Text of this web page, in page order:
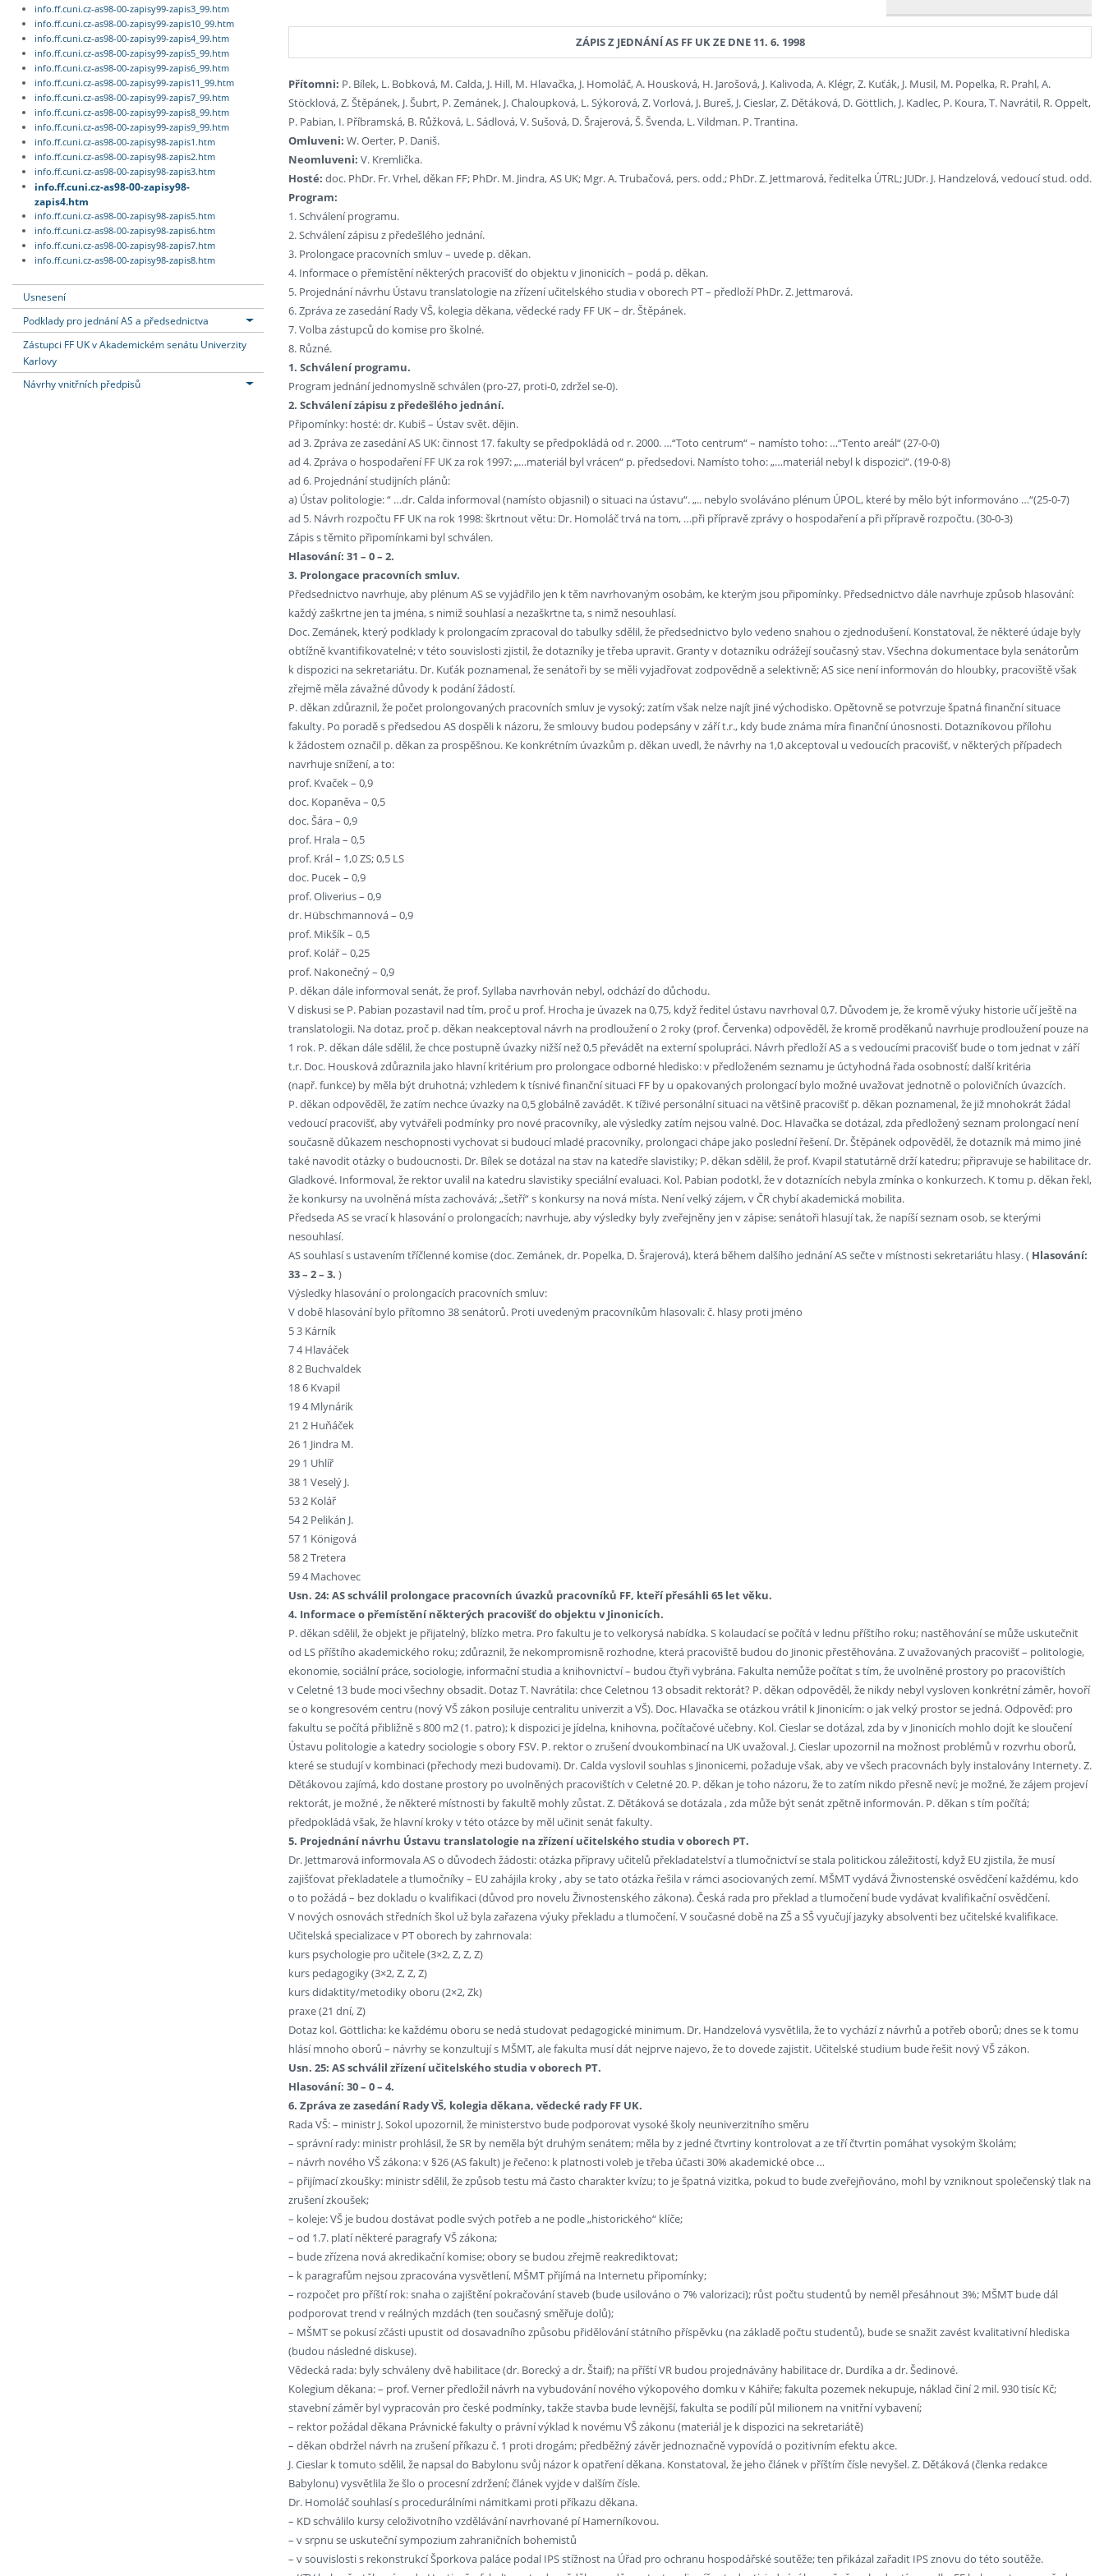
info.ff.cuni.cz-as98-00-zapisy99-zapis3_99.htm
info.ff.cuni.cz-as98-00-zapisy99-zapis10_99.htm
info.ff.cuni.cz-as98-00-zapisy99-zapis4_99.htm
info.ff.cuni.cz-as98-00-zapisy99-zapis5_99.htm
info.ff.cuni.cz-as98-00-zapisy99-zapis6_99.htm
info.ff.cuni.cz-as98-00-zapisy99-zapis11_99.htm
info.ff.cuni.cz-as98-00-zapisy99-zapis7_99.htm
info.ff.cuni.cz-as98-00-zapisy99-zapis8_99.htm
info.ff.cuni.cz-as98-00-zapisy99-zapis9_99.htm
info.ff.cuni.cz-as98-00-zapisy98-zapis1.htm
info.ff.cuni.cz-as98-00-zapisy98-zapis2.htm
info.ff.cuni.cz-as98-00-zapisy98-zapis3.htm
info.ff.cuni.cz-as98-00-zapisy98-
zapis4.htm
info.ff.cuni.cz-as98-00-zapisy98-zapis5.htm
info.ff.cuni.cz-as98-00-zapisy98-zapis6.htm
info.ff.cuni.cz-as98-00-zapisy98-zapis7.htm
info.ff.cuni.cz-as98-00-zapisy98-zapis8.htm
Usnesení
Podklady pro jednání AS a předsednictva
Zástupci FF UK v Akademickém senátu Univerzity
Karlovy
Návrhy vnitřních předpisů
ZÁPIS Z JEDNÁNÍ AS FF UK ZE DNE 11. 6. 1998
Přítomni: P. Bílek, L. Bobková, M. Calda, J. Hill, M. Hlavačka, J. Homoláč, A. Housková, H. Jarošová, J. Kalivoda, A. Klégr, Z. Kuťák, J. Musil, M. Popelka, R. Prahl, A.
Stöcklová, Z. Štěpánek, J. Šubrt, P. Zemánek, J. Chaloupková, L. Sýkorová, Z. Vorlová, J. Bureš, J. Cieslar, Z. Dětáková, D. Göttlich, J. Kadlec, P. Koura, T. Navrátil, R. Oppelt,
P. Pabian, I. Příbramská, B. Růžková, L. Sádlová, V. Sušová, D. Šrajerová, Š. Švenda, L. Vildman. P. Trantina.
Omluveni: W. Oerter, P. Daniš.
Neomluveni: V. Kremlička.
Hosté: doc. PhDr. Fr. Vrhel, děkan FF; PhDr. M. Jindra, AS UK; Mgr. A. Trubačová, pers. odd.; PhDr. Z. Jettmarová, ředitelka ÚTRL; JUDr. J. Handzelová, vedoucí stud. odd.
Program:
1. Schválení programu.
2. Schválení zápisu z předešlého jednání.
3. Prolongace pracovních smluv – uvede p. děkan.
4. Informace o přemístění některých pracovišť do objektu v Jinonicích – podá p. děkan.
5. Projednání návrhu Ústavu translatologie na zřízení učitelského studia v oborech PT – předloží PhDr. Z. Jettmarová.
6. Zpráva ze zasedání Rady VŠ, kolegia děkana, vědecké rady FF UK – dr. Štěpánek.
7. Volba zástupců do komise pro školné.
8. Různé.
1. Schválení programu.
Program jednání jednomyslně schválen (pro-27, proti-0, zdržel se-0).
2. Schválení zápisu z předešlého jednání.
Připomínky: hosté: dr. Kubiš – Ústav svět. dějin.
ad 3. Zpráva ze zasedání AS UK: činnost 17. fakulty se předpokládá od r. 2000. …“Toto centrum“ – namísto toho: …“Tento areál“ (27-0-0)
ad 4. Zpráva o hospodaření FF UK za rok 1997: „…materiál byl vrácen“ p. předsedovi. Namísto toho: „…materiál nebyl k dispozici“. (19-0-8)
ad 6. Projednání studijních plánů:
a) Ústav politologie: “ …dr. Calda informoval (namísto objasnil) o situaci na ústavu“. „.. nebylo svoláváno plénum ÚPOL, které by mělo být informováno …“(25-0-7)
ad 5. Návrh rozpočtu FF UK na rok 1998: škrtnout větu: Dr. Homoláč trvá na tom, …při přípravě zprávy o hospodaření a při přípravě rozpočtu. (30-0-3)
Zápis s těmito připomínkami byl schválen.
Hlasování: 31 – 0 – 2.
3. Prolongace pracovních smluv.
Předsednictvo navrhuje, aby plénum AS se vyjádřilo jen k těm navrhovaným osobám, ke kterým jsou připomínky. Předsednictvo dále navrhuje způsob hlasování:
každý zaškrtne jen ta jména, s nimiž souhlasí a nezaškrtne ta, s nimž nesouhlasí.
Doc. Zemánek, který podklady k prolongacím zpracoval do tabulky sdělil, že předsednictvo bylo vedeno snahou o zjednodušení. Konstatoval, že některé údaje byly
obtížně kvantifikovatelné; v této souvislosti zjistil, že dotazníky je třeba upravit. Granty v dotazníku odrážejí současný stav. Všechna dokumentace byla senátorům
k dispozici na sekretariátu. Dr. Kuťák poznamenal, že senátoři by se měli vyjadřovat zodpovědně a selektivně; AS sice není informován do hloubky, pracoviště však
zřejmě měla závažné důvody k podání žádostí.
P. děkan zdůraznil, že počet prolongovaných pracovních smluv je vysoký; zatím však nelze najít jiné východisko. Opětovně se potvrzuje špatná finanční situace
fakulty. Po poradě s předsedou AS dospěli k názoru, že smlouvy budou podepsány v září t.r., kdy bude známa míra finanční únosnosti. Dotazníkovou přílohu
k žádostem označil p. děkan za prospěšnou. Ke konkrétním úvazkům p. děkan uvedl, že návrhy na 1,0 akceptoval u vedoucích pracovišť, v některých případech
navrhuje snížení, a to:
prof. Kvaček – 0,9
doc. Kopaněva – 0,5
doc. Šára – 0,9
prof. Hrala – 0,5
prof. Král – 1,0 ZS; 0,5 LS
doc. Pucek – 0,9
prof. Oliverius – 0,9
dr. Hübschmannová – 0,9
prof. Mikšík – 0,5
prof. Kolář – 0,25
prof. Nakonečný – 0,9
P. děkan dále informoval senát, že prof. Syllaba navrhován nebyl, odchází do důchodu.
V diskusi se P. Pabian pozastavil nad tím, proč u prof. Hrocha je úvazek na 0,75, když ředitel ústavu navrhoval 0,7. Důvodem je, že kromě výuky historie učí ještě na
translatologii. Na dotaz, proč p. děkan neakceptoval návrh na prodloužení o 2 roky (prof. Červenka) odpověděl, že kromě proděkanů navrhuje prodloužení pouze na
1 rok. P. děkan dále sdělil, že chce postupně úvazky nižší než 0,5 převádět na externí spolupráci. Návrh předloží AS a s vedoucími pracovišť bude o tom jednat v září
t.r. Doc. Housková zdůraznila jako hlavní kritérium pro prolongace odborné hledisko: v předloženém seznamu je úctyhodná řada osobností; další kritéria
(např. funkce) by měla být druhotná; vzhledem k tísnivé finanční situaci FF by u opakovaných prolongací bylo možné uvažovat jednotně o polovičních úvazcích.
P. děkan odpověděl, že zatím nechce úvazky na 0,5 globálně zavádět. K tíživé personální situaci na většině pracovišť p. děkan poznamenal, že již mnohokrát žádal
vedoucí pracovišť, aby vytvářeli podmínky pro nové pracovníky, ale výsledky zatím nejsou valné. Doc. Hlavačka se dotázal, zda předložený seznam prolongací není
současně důkazem neschopnosti vychovat si budoucí mladé pracovníky, prolongaci chápe jako poslední řešení. Dr. Štěpánek odpověděl, že dotazník má mimo jiné
také navodit otázky o budoucnosti. Dr. Bílek se dotázal na stav na katedře slavistiky; P. děkan sdělil, že prof. Kvapil statutárně drží katedru; připravuje se habilitace dr.
Gladkové. Informoval, že rektor uvalil na katedru slavistiky speciální evaluaci. Kol. Pabian podotkl, že v dotaznících nebyla zmínka o konkurzech. K tomu p. děkan řekl,
že konkursy na uvolněná místa zachovává; „šetří“ s konkursy na nová místa. Není velký zájem, v ČR chybí akademická mobilita.
Předseda AS se vrací k hlasování o prolongacích; navrhuje, aby výsledky byly zveřejněny jen v zápise; senátoři hlasují tak, že napíší seznam osob, se kterými
nesouhlasí.
AS souhlasí s ustavením tříčlenné komise (doc. Zemánek, dr. Popelka, D. Šrajerová), která během dalšího jednání AS sečte v místnosti sekretariátu hlasy. ( Hlasování:
33 – 2 – 3. )
Výsledky hlasování o prolongacích pracovních smluv:
V době hlasování bylo přítomno 38 senátorů. Proti uvedeným pracovníkům hlasovali: č. hlasy proti jméno
5 3 Kárník
7 4 Hlaváček
8 2 Buchvaldek
18 6 Kvapil
19 4 Mlynárik
21 2 Huňáček
26 1 Jindra M.
29 1 Uhlíř
38 1 Veselý J.
53 2 Kolář
54 2 Pelikán J.
57 1 Königová
58 2 Tretera
59 4 Machovec
Usn. 24: AS schválil prolongace pracovních úvazků pracovníků FF, kteří přesáhli 65 let věku.
4. Informace o přemístění některých pracovišť do objektu v Jinonicích.
P. děkan sdělil, že objekt je přijatelný, blízko metra. Pro fakultu je to velkorysá nabídka. S kolaudací se počítá v lednu příštího roku; nastěhování se může uskutečnit
od LS příštího akademického roku; zdůraznil, že nekompromisně rozhodne, která pracoviště budou do Jinonic přestěhována. Z uvažovaných pracovišť – politologie,
ekonomie, sociální práce, sociologie, informační studia a knihovnictví – budou čtyři vybrána. Fakulta nemůže počítat s tím, že uvolněné prostory po pracovištích
v Celetné 13 bude moci všechny obsadit. Dotaz T. Navrátila: chce Celetnou 13 obsadit rektorát? P. děkan odpověděl, že nikdy nebyl vysloven konkrétní záměr, hovoří
se o kongresovém centru (nový VŠ zákon posiluje centralitu univerzit a VŠ). Doc. Hlavačka se otázkou vrátil k Jinonicím: o jak velký prostor se jedná. Odpověď: pro
fakultu se počítá přibližně s 800 m2 (1. patro); k dispozici je jídelna, knihovna, počítačové učebny. Kol. Cieslar se dotázal, zda by v Jinonicích mohlo dojít ke sloučení
Ústavu politologie a katedry sociologie s obory FSV. P. rektor o zrušení dvoukombinací na UK uvažoval. J. Cieslar upozornil na možnost problémů v rozvrhu oborů,
které se studují v kombinaci (přechody mezi budovami). Dr. Calda vyslovil souhlas s Jinonicemi, požaduje však, aby ve všech pracovnách byly instalovány Internety. Z.
Dětákovou zajímá, kdo dostane prostory po uvolněných pracovištích v Celetné 20. P. děkan je toho názoru, že to zatím nikdo přesně neví; je možné, že zájem projeví
rektorát, je možné , že některé místnosti by fakultě mohly zůstat. Z. Dětáková se dotázala , zda může být senát zpětně informován. P. děkan s tím počítá;
předpokládá však, že hlavní kroky v této otázce by měl učinit senát fakulty.
5. Projednání návrhu Ústavu translatologie na zřízení učitelského studia v oborech PT.
Dr. Jettmarová informovala AS o důvodech žádosti: otázka přípravy učitelů překladatelství a tlumočnictví se stala politickou záležitostí, když EU zjistila, že musí
zajišťovat překladatele a tlumočníky – EU zahájila kroky , aby se tato otázka řešila v rámci asociovaných zemí. MŠMT vydává Živnostenské osvědčení každému, kdo
o to požádá – bez dokladu o kvalifikaci (důvod pro novelu Živnostenského zákona). Česká rada pro překlad a tlumočení bude vydávat kvalifikační osvědčení.
V nových osnovách středních škol už byla zařazena výuky překladu a tlumočení. V současné době na ZŠ a SŠ vyučují jazyky absolventi bez učitelské kvalifikace.
Učitelská specializace v PT oborech by zahrnovala:
kurs psychologie pro učitele (3×2, Z, Z, Z)
kurs pedagogiky (3×2, Z, Z, Z)
kurs didaktity/metodiky oboru (2×2, Zk)
praxe (21 dní, Z)
Dotaz kol. Göttlicha: ke každému oboru se nedá studovat pedagogické minimum. Dr. Handzelová vysvětlila, že to vychází z návrhů a potřeb oborů; dnes se k tomu
hlásí mnoho oborů – návrhy se konzultují s MŠMT, ale fakulta musí dát nejprve najevo, že to dovede zajistit. Učitelské studium bude řešit nový VŠ zákon.
Usn. 25: AS schválil zřízení učitelského studia v oborech PT.
Hlasování: 30 – 0 – 4.
6. Zpráva ze zasedání Rady VŠ, kolegia děkana, vědecké rady FF UK.
Rada VŠ: – ministr J. Sokol upozornil, že ministerstvo bude podporovat vysoké školy neuniverzitního směru
– správní rady: ministr prohlásil, že SR by neměla být druhým senátem; měla by z jedné čtvrtiny kontrolovat a ze tří čtvrtin pomáhat vysokým školám;
– návrh nového VŠ zákona: v §26 (AS fakult) je řečeno: k platnosti voleb je třeba účasti 30% akademické obce …
– přijímací zkoušky: ministr sdělil, že způsob testu má často charakter kvízu; to je špatná vizitka, pokud to bude zveřejňováno, mohl by vzniknout společenský tlak na
zrušení zkoušek;
– koleje: VŠ je budou dostávat podle svých potřeb a ne podle „historického“ klíče;
– od 1.7. platí některé paragrafy VŠ zákona;
– bude zřízena nová akredikační komise; obory se budou zřejmě reakrediktovat;
– k paragrafům nejsou zpracována vysvětlení, MŠMT přijímá na Internetu připomínky;
– rozpočet pro příští rok: snaha o zajištění pokračování staveb (bude usilováno o 7% valorizaci); růst počtu studentů by neměl přesáhnout 3%; MŠMT bude dál
podporovat trend v reálných mzdách (ten současný směřuje dolů);
– MŠMT se pokusí zčásti upustit od dosavadního způsobu přidělování státního příspěvku (na základě počtu studentů), bude se snažit zavést kvalitativní hlediska
(budou následné diskuse).
Vědecká rada: byly schváleny dvě habilitace (dr. Borecký a dr. Štaif); na příští VR budou projednávány habilitace dr. Durdíka a dr. Šedinové.
Kolegium děkana: – prof. Verner předložil návrh na vybudování nového výkopového domku v Káhiře; fakulta pozemek nekupuje, náklad činí 2 mil. 930 tisíc Kč;
stavební záměr byl vypracován pro české podmínky, takže stavba bude levnější, fakulta se podílí půl milionem na vnitřní vybavení;
– rektor požádal děkana Právnické fakulty o právní výklad k novému VŠ zákonu (materiál je k dispozici na sekretariátě)
– děkan obdržel návrh na zrušení příkazu č. 1 proti drogám; předběžný závěr jednoznačně vypovídá o pozitivním efektu akce.
J. Cieslar k tomuto sdělil, že napsal do Babylonu svůj názor k opatření děkana. Konstatoval, že jeho článek v příštím čísle nevyšel. Z. Dětáková (členka redakce
Babylonu) vysvětlila že šlo o procesní zdržení; článek vyjde v dalším čísle.
Dr. Homoláč souhlasí s procedurálními námitkami proti příkazu děkana.
– KD schválilo kursy celoživotního vzdělávání navrhované pí Hamerníkovou.
– v srpnu se uskuteční sympozium zahraničních bohemistů
– v souvislosti s rekonstrukcí Šporkova paláce podal IPS stížnost na Úřad pro ochranu hospodářské soutěže; ten přikázal zařadit IPS znovu do této soutěže.